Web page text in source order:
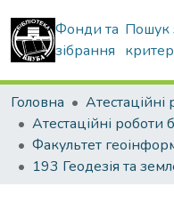
Фонди та
зібрання
Пошук
Головна